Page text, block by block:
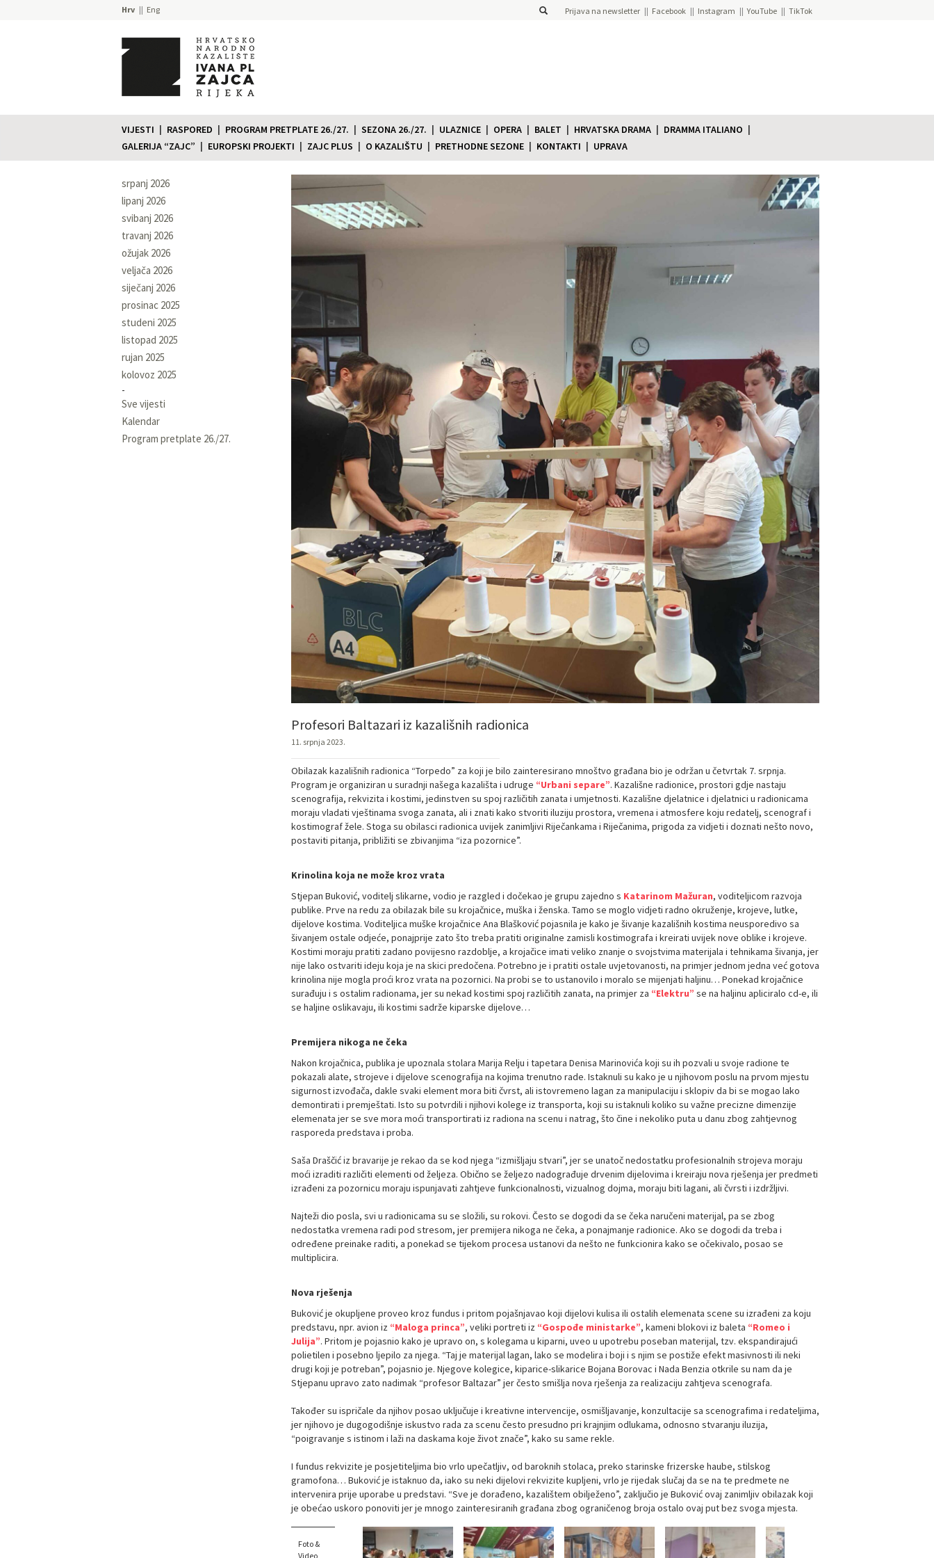
Hrv Eng Prijava na newsletter Facebook Instagram YouTube TikTok
VIJESTI RASPORED PROGRAM PRETPLATE 26./27. SEZONA 26./27. ULAZNICE OPERA BALET HRVATSKA DRAMA
DRAMMA ITALIANO
GALERIJA “ZAJC”
EUROPSKI PROJEKTI ZAJC PLUS O KAZALIŠTU PRETHODNE SEZONE KONTAKTI UPRAVA
srpanj 2026
lipanj 2026
svibanj 2026
travanj 2026
ožujak 2026
veljača 2026
siječanj 2026
prosinac 2025
studeni 2025
listopad 2025
rujan 2025
kolovoz 2025
Sve vijesti
Kalendar
Program pretplate 26./27.
Profesori Baltazari iz kazališnih radionica
11. srpnja 2023.
Obilazak kazališnih radionica “Torpedo” za koji je bilo zainteresirano mnoštvo građana bio je održan u četvrtak 7. srpnja.
Program je organiziran u suradnji našega kazališta i udruge “Urbani separe”. Kazališne radionice, prostori gdje nastaju
scenografija, rekvizita i kostimi, jedinstven su spoj različitih zanata i umjetnosti. Kazališne djelatnice i djelatnici u radionicama
moraju vladati vještinama svoga zanata, ali i znati kako stvoriti iluziju prostora, vremena i atmosfere koju redatelj, scenograf i
kostimograf žele. Stoga su obilasci radionica uvijek zanimljivi Riječankama i Riječanima, prigoda za vidjeti i doznati nešto novo,
postaviti pitanja, približiti se zbivanjima “iza pozornice”.
Krinolina koja ne može kroz vrata
Stjepan Buković, voditelj slikarne, vodio je razgled i dočekao je grupu zajedno s Katarinom Mažuran, voditeljicom razvoja
publike. Prve na redu za obilazak bile su krojačnice, muška i ženska. Tamo se moglo vidjeti radno okruženje, krojeve, lutke,
dijelove kostima. Voditeljica muške krojačnice Ana Blašković pojasnila je kako je šivanje kazališnih kostima neusporedivo sa
šivanjem ostale odjeće, ponajprije zato što treba pratiti originalne zamisli kostimografa i kreirati uvijek nove oblike i krojeve.
Kostimi moraju pratiti zadano povijesno razdoblje, a krojačice imati veliko znanje o svojstvima materijala i tehnikama šivanja, jer
nije lako ostvariti ideju koja je na skici predočena. Potrebno je i pratiti ostale uvjetovanosti, na primjer jednom jedna već gotova
krinolina nije mogla proći kroz vrata na pozornici. Na probi se to ustanovilo i moralo se mijenjati haljinu… Ponekad krojačnice
surađuju i s ostalim radionama, jer su nekad kostimi spoj različitih zanata, na primjer za “Elektru” se na haljinu apliciralo cd-e, ili
se haljine oslikavaju, ili kostimi sadrže kiparske dijelove…
Premijera nikoga ne čeka
Nakon krojačnica, publika je upoznala stolara Marija Relju i tapetara Denisa Marinovića koji su ih pozvali u svoje radione te
pokazali alate, strojeve i dijelove scenografija na kojima trenutno rade. Istaknuli su kako je u njihovom poslu na prvom mjestu
sigurnost izvođača, dakle svaki element mora biti čvrst, ali istovremeno lagan za manipulaciju i sklopiv da bi se mogao lako
demontirati i premještati. Isto su potvrdili i njihovi kolege iz transporta, koji su istaknuli koliko su važne precizne dimenzije
elemenata jer se sve mora moći transportirati iz radiona na scenu i natrag, što čine i nekoliko puta u danu zbog zahtjevnog
rasporeda predstava i proba.
Saša Draščić iz bravarije je rekao da se kod njega “izmišljaju stvari”, jer se unatoč nedostatku profesionalnih strojeva moraju
moći izraditi različiti elementi od željeza. Obično se željezo nadograđuje drvenim dijelovima i kreiraju nova rješenja jer predmeti
izrađeni za pozornicu moraju ispunjavati zahtjeve funkcionalnosti, vizualnog dojma, moraju biti lagani, ali čvrsti i izdržljivi.
Najteži dio posla, svi u radionicama su se složili, su rokovi. Često se dogodi da se čeka naručeni materijal, pa se zbog
nedostatka vremena radi pod stresom, jer premijera nikoga ne čeka, a ponajmanje radionice. Ako se dogodi da treba i
određene preinake raditi, a ponekad se tijekom procesa ustanovi da nešto ne funkcionira kako se očekivalo, posao se
multiplicira.
Nova rješenja
Buković je okupljene proveo kroz fundus i pritom pojašnjavao koji dijelovi kulisa ili ostalih elemenata scene su izrađeni za koju
predstavu, npr. avion iz “Maloga princa”, veliki portreti iz “Gospođe ministarke”, kameni blokovi iz baleta “Romeo i
Julija”. Pritom je pojasnio kako je upravo on, s kolegama u kiparni, uveo u upotrebu poseban materijal, tzv. ekspandirajući
polietilen i posebno ljepilo za njega. “Taj je materijal lagan, lako se modelira i boji i s njim se postiže efekt masivnosti ili neki
drugi koji je potreban”, pojasnio je. Njegove kolegice, kiparice-slikarice Bojana Borovac i Nada Benzia otkrile su nam da je
Stjepanu upravo zato nadimak “profesor Baltazar” jer često smišlja nova rješenja za realizaciju zahtjeva scenografa.
Također su ispričale da njihov posao uključuje i kreativne intervencije, osmišljavanje, konzultacije sa scenografima i redateljima,
jer njihovo je dugogodišnje iskustvo rada za scenu često presudno pri krajnjim odlukama, odnosno stvaranju iluzija,
“poigravanje s istinom i laži na daskama koje život znače”, kako su same rekle.
I fundus rekvizite je posjetiteljima bio vrlo upečatljiv, od baroknih stolaca, preko starinske frizerske haube, stilskog
gramofona… Buković je istaknuo da, iako su neki dijelovi rekvizite kupljeni, vrlo je rijedak slučaj da se na te predmete ne
intervenira prije uporabe u predstavi. “Sve je dorađeno, kazalištem obilježeno”, zaključio je Buković ovaj zanimljiv obilazak koji
je obećao uskoro ponoviti jer je mnogo zainteresiranih građana zbog ograničenog broja ostalo ovaj put bez svoga mjesta.
Foto &
Video